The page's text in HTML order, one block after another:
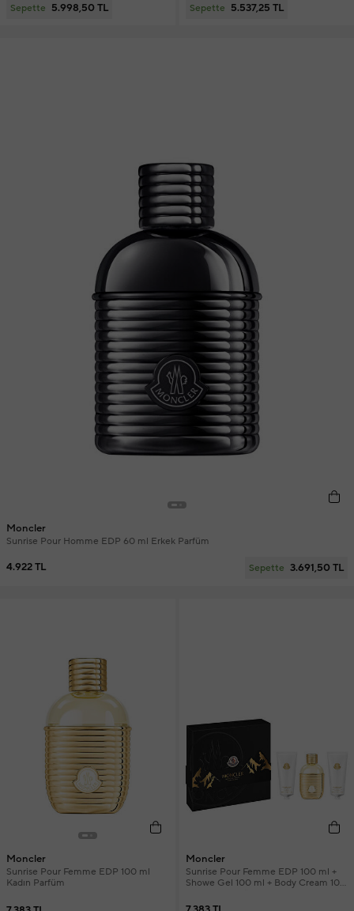
Sepette 5.998,50 TL Sepette 5.537,25 TL
Moncler
Sunrise Pour Homme EDP 60 ml Erkek Parfüm
4.922 TL Sepette 3.691,50 TL
Moncler
Sunrise Pour Femme EDP 100 ml
Kadın Parfüm
Moncler
Sunrise Pour Femme EDP 100 ml +
Showe Gel 100 ml + Body Cream 100